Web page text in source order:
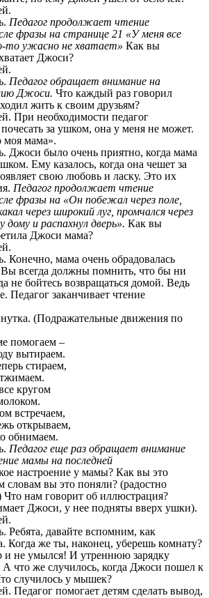
Педагог продолжает чтение
фразы на странице 21 «У меня все
то ужасно не хватает» Как вы
Джоси?
Педагог обращает внимание на
Джоси. Что каждый раз говорил
жить к своим друзьям?
При необходимости педагог
за ушком, она у меня не может.
моя мама».
Джоси было очень приятно, когда мама
Ему казалось, когда она чешет за
свою любовь и ласку. Это их
Педагог продолжает чтение
фразы на «Он побежал через поле,
через широкий луг, промчался через
дому и распахнул дверь». Как вы
Джоси мама?
Конечно, мама очень обрадовалась
всегда должны помнить, что бы ни
не бойтесь возвращаться домой. Ведь
Педагог заканчивает чтение
(Подражательные движения по
помогаем –
вытираем.
стираем,
кругом
встречаем,
открываем,
обнимаем.
Педагог еще раз обращает внимание
мамы на последней
настроение у мамы? Как вы это
словам вы это поняли? (радостно
Что нам говорит об иллюстрация?
Джоси, у нее подняты вверх ушки).
Ребята, давайте вспомним, как
Когда же ты, наконец, уберешь комнату?
и не умылся! И утреннюю зарядку
А что же случилось, когда Джоси пошел к
случилось у мышек?
Педагог помогает детям сделать вывод,